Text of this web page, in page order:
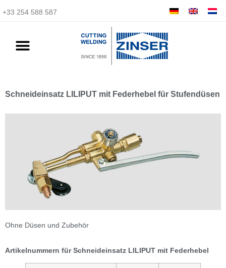
+33 254 588 587
Schneideinsatz LILIPUT mit Federhebel für Stufendüsen
Ohne Düsen und Zubehör
Artikelnummern für Schneideinsatz LILIPUT mit Federhebel